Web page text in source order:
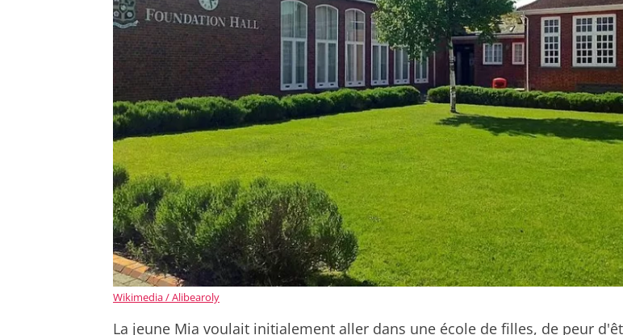
Wikimedia / Alibearoly
La jeune Mia voulait initialement aller dans une école de filles, de peur